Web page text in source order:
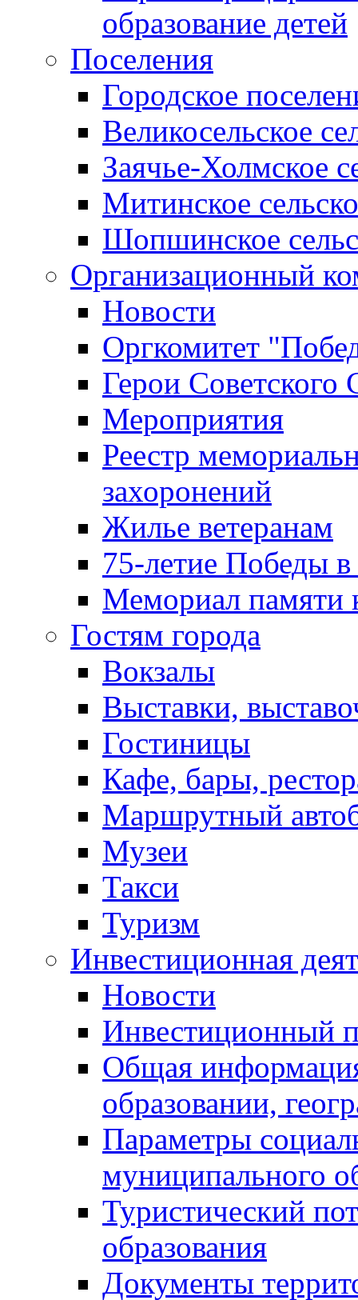
образование детей
Поселения
Городское
Великосельское
Заячье-Холмское
Митинское
Шопшинское
Организационный
Новости
Оргкомитет
Герои Советского
Мероприятия
Реестр
захоронений
Жилье ветеранам
75-летие Победы
Мемориал памяти
Гостям города
Вокзалы
Выставки,
Гостиницы
Кафе, бары,
Маршрутный
Музеи
Такси
Туризм
Инвестиционная
Новости
Инвестиционный
Общая
образовании,
Параметры
муниципального
Туристический
образования
Документы